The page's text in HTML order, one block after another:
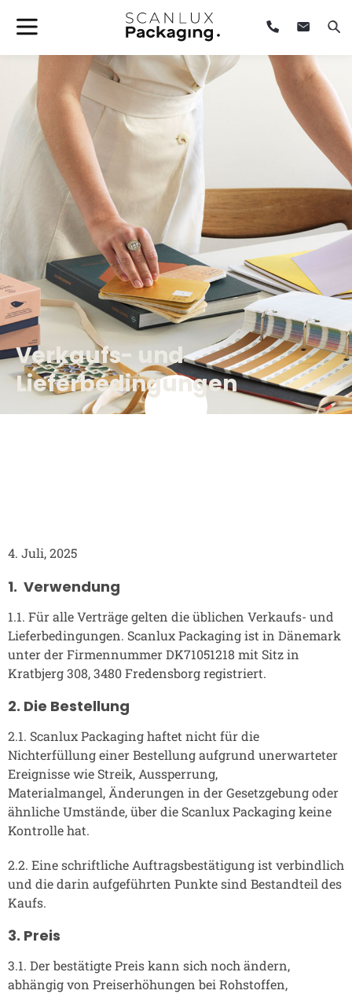
Verkaufs- und
Lieferbedingungen
4. Juli, 2025
1. Verwendung
1.1. Für alle Verträge gelten die üblichen Verkaufs- und
Lieferbedingungen. Scanlux Packaging ist in Dänemark
unter der Firmennummer DK71051218 mit Sitz in
Kratbjerg 308, 3480 Fredensborg registriert.
2. Die Bestellung
2.1. Scanlux Packaging haftet nicht für die
Nichterfüllung einer Bestellung aufgrund unerwarteter
Ereignisse wie Streik, Aussperrung,
Materialmangel, Änderungen in der Gesetzgebung oder
ähnliche Umstände, über die Scanlux Packaging keine
Kontrolle hat.
2.2. Eine schriftliche Auftragsbestätigung ist verbindlich
und die darin aufgeführten Punkte sind Bestandteil des
Kaufs.
3. Preis
3.1. Der bestätigte Preis kann sich noch ändern,
abhängig von Preiserhöhungen bei Rohstoffen,